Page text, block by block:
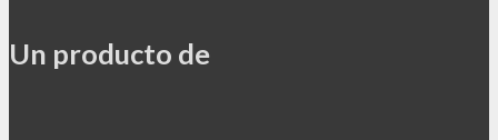
Un producto de